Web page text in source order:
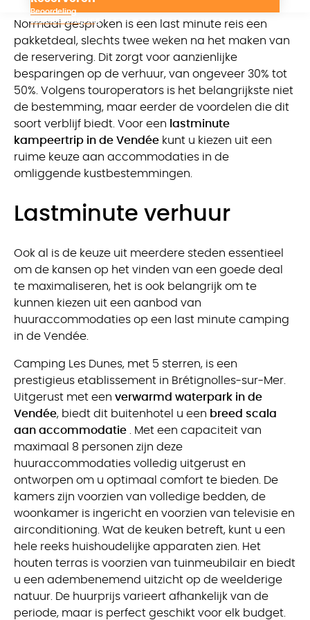
Beoordeling
Routebeschrijving
Normaal gesproken is een last minute reis een
pakketdeal, slechts twee weken na het maken van
de reservering. Dit zorgt voor aanzienlijke
besparingen op de verhuur, van ongeveer 30% tot
50%. Volgens touroperators is het belangrijkste niet
de bestemming, maar eerder de voordelen die dit
soort verblijf biedt. Voor een lastminute
kampeertrip in de Vendée kunt u kiezen uit een
ruime keuze aan accommodaties in de
omliggende kustbestemmingen.
Lastminute verhuur
Ook al is de keuze uit meerdere steden essentieel
om de kansen op het vinden van een goede deal
te maximaliseren, het is ook belangrijk om te
kunnen kiezen uit een aanbod van
huuraccommodaties op een last minute camping
in de Vendée.
Camping Les Dunes, met 5 sterren, is een
prestigieus etablissement in Brétignolles-sur-Mer.
Uitgerust met een verwarmd waterpark in de
Vendée, biedt dit buitenhotel u een breed scala
aan accommodatie . Met een capaciteit van
maximaal 8 personen zijn deze
huuraccommodaties volledig uitgerust en
ontworpen om u optimaal comfort te bieden. De
kamers zijn voorzien van volledige bedden, de
woonkamer is ingericht en voorzien van televisie en
airconditioning. Wat de keuken betreft, kunt u een
hele reeks huishoudelijke apparaten zien. Het
houten terras is voorzien van tuinmeubilair en biedt
u een adembenemend uitzicht op de weelderige
natuur. De huurprijs varieert afhankelijk van de
periode, maar is perfect geschikt voor elk budget.